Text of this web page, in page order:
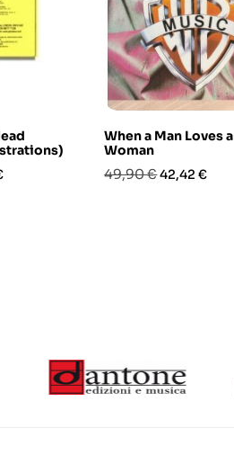
When a Man Loves a
Woman
Prezzo
49,90 €Prezzo
42,42 €